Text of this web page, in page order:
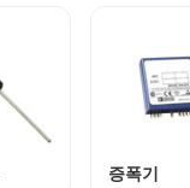
증폭기